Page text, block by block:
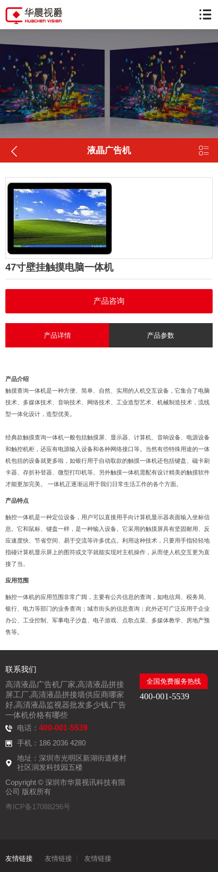
 液晶广告机 
47寸壁挂触摸电脑一体机
产品咨询
产品详情 产品参数
产品介绍
触摸查询一体机是一种方便、简单、自然、实用的人机交互设备，它集合了电脑
技术、多媒体技术、音响技术、网络技术、工业造型艺术、机械制造技术，流线
型一体化设计，造型优美。
经典款触摸查询一体机一般包括触摸屏、显示器、计算机、音响设备、电源设备
和触控机柜，还应有电源输入设备和各种网络接口等。当然有些特殊用途的一体
机包括的设备就更多啦，如银行用于自动取款的触摸一体机还包括键盘、磁卡刷
卡器、存折补登器、微型打印机等。另外触摸一体机需配有设计精美的触摸软件
才能更加完美。 一体机正逐渐运用于我们日常生活工作的各个方面。
产品特点
触控一体机是一种定位设备，用户可以直接用手向计算机显示器表面输入坐标信
息。它和鼠标、键盘一样，是一种输入设备。它采用的触摸屏具有坚固耐用、反
应速度快、节省空间、易于交流等许多优点。利用这种技术，只要用手指轻轻地
指碰计算机显示屏上的图符或文字就能实现对主机操作，从而使人机交互更为直
接了当。
应用范围
触控一体机的应用范围非常广阔，主要有公共信息的查询，如电信局、税务局、
银行、电力等部门的业务查询；城市街头的信息查询；此外还可广泛应用于企业
办公、工业控制、军事电子沙盘、电子游戏、点歌点菜、多媒体教学、房地产预
售等。
联系我们
高清液晶广告机厂家,高清液晶拼接
屏工厂,高清液晶拼接墙供应商哪家
好,高清液晶监视器批发多少钱,广告
一体机价格有哪些
电话：400-001-5539
手机：186 2036 4280
地址：深圳市光明区新湖街道楼村
社区润发科技园五楼
Copyright © 深圳市华晨视讯科技有限
公司 版权所有
粤ICP备17088296号
全国免费服务热线
400-001-5539
友情链接 友情链接 友情链接